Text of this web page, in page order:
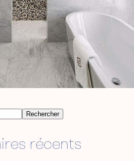
récents